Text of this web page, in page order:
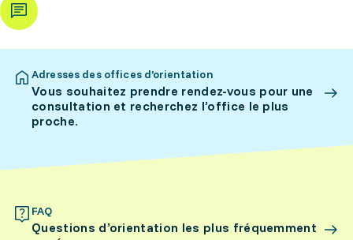
Adresses des offices d’orientation
Vous souhaitez prendre rendez-vous pour une
consultation et recherchez l’office le plus
proche.
FAQ
Questions d’orientation les plus fréquemment